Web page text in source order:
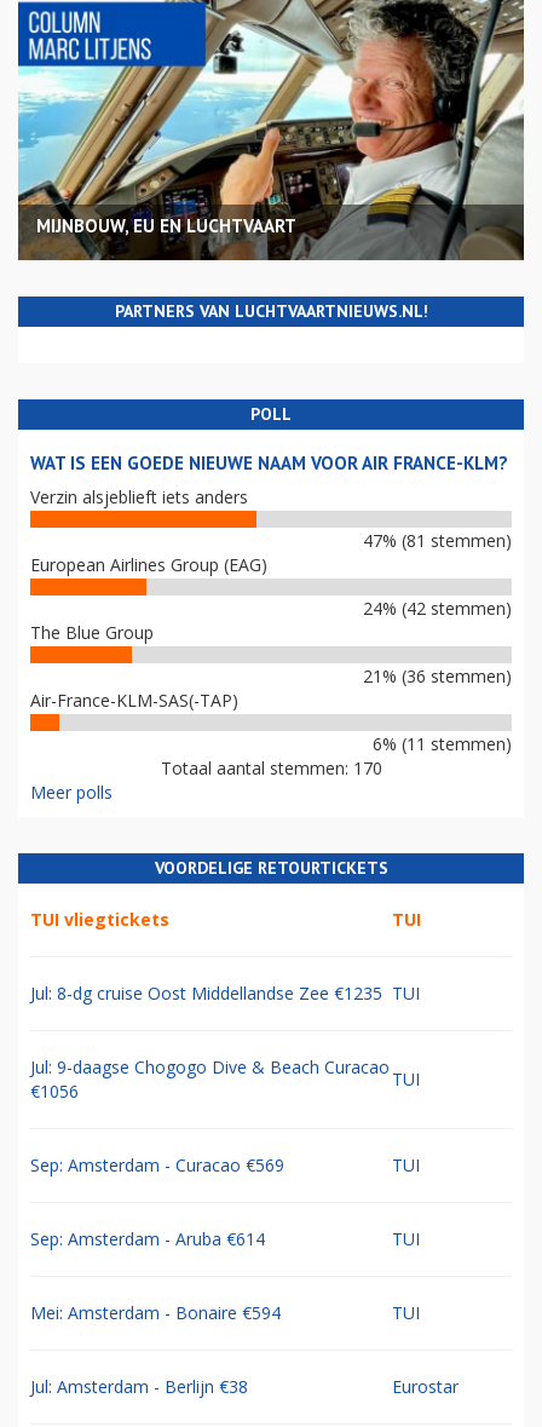
MIJNBOUW, EU EN LUCHTVAART
PARTNERS VAN LUCHTVAARTNIEUWS.NL!
POLL
WAT IS EEN GOEDE NIEUWE NAAM VOOR AIR FRANCE-KLM?
Verzin alsjeblieft iets anders
47% (81 stemmen)
European Airlines Group (EAG)
24% (42 stemmen)
The Blue Group
21% (36 stemmen)
Air-France-KLM-SAS(-TAP)
6% (11 stemmen)
Totaal aantal stemmen: 170
Meer polls
VOORDELIGE RETOURTICKETS
TUI vliegtickets TUI
Jul: 8-dg cruise Oost Middellandse Zee €1235 TUI
Jul: 9-daagse Chogogo Dive & Beach Curacao
€1056
TUI
Sep: Amsterdam - Curacao €569 TUI
Sep: Amsterdam - Aruba €614 TUI
Mei: Amsterdam - Bonaire €594 TUI
Jul: Amsterdam - Berlijn €38 Eurostar